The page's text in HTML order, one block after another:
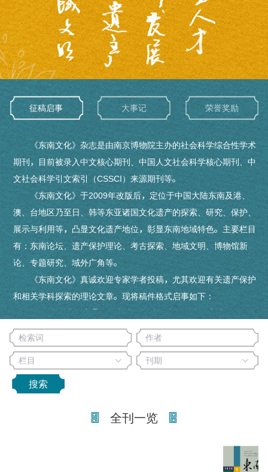
征稿启事 大事记 荣誉奖励
《东南文化》杂志是由南京博物院主办的社会科学综合性学术
期刊，目前被录入中文核心期刊、中国人文社会科学核心期刊、中
文社会科学引文索引（CSSCI）来源期刊等。
《东南文化》于2009年改版后，定位于中国大陆东南及港、
澳、台地区乃至日、韩等东亚诸国文化遗产的探索、研究、保护、
展示与利用等，凸显文化遗产地位，彰显东南地域特色。主要栏目
有：东南论坛、遗产保护理论、考古探索、地域文明、博物馆新
论、专题研究、域外广角等。
《东南文化》真诚欢迎专家学者投稿，尤其欢迎有关遗产保护
和相关学科探索的理论文章。现将稿件格式启事如下：
一、今后凡投寄我刊的文稿，敬请作者提供电子文本发送至
编辑部邮箱dnwh@chinajournal.net.cn，并请参照本刊文章的基本
格式，提供文章的关键词，100～300字的中英文摘要及作者简介
（出生年月、工作单位、职称、主要研究方向、邮政编码、联系方
式等）。
清晰、资料新颖、观点鲜明；引文准确，注释一律放在文末并注明
三、自收稿之日起，编辑部将尽快给作者答复来稿处理意见，
如超过六个月未收到采用通知，作者可另行处理稿件并告知我刊。
搜索
全刊一览